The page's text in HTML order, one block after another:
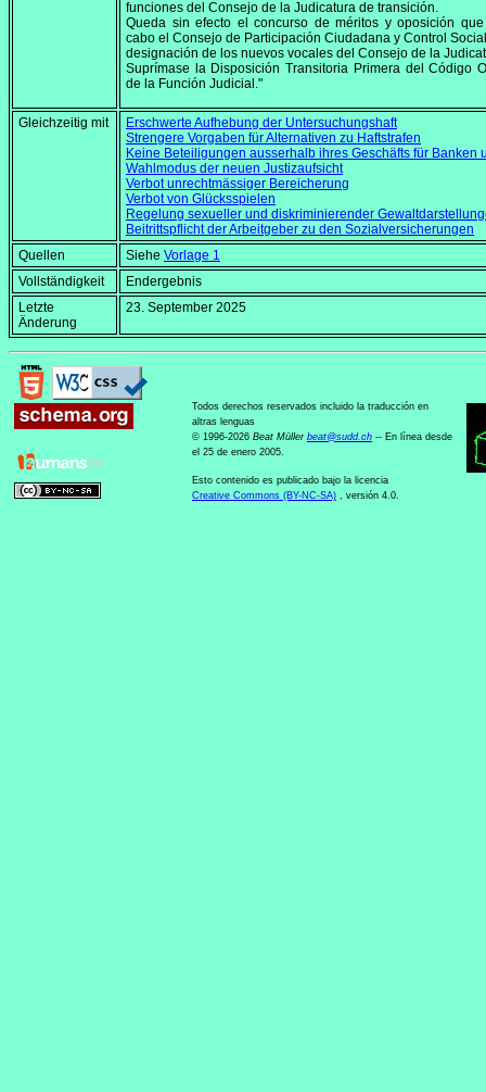
funciones del Consejo de la Judicatura de transición.
Queda sin efecto el concurso de méritos y oposición
cabo el Consejo de Participación Ciudadana y Control
designación de los nuevos vocales del Consejo de la
Suprímase la Disposición Transitoria Primera del Código
de la Función Judicial."
Gleichzeitig mit
Erschwerte Aufhebung der Untersuchungshaft
Strengere Vorgaben für Alternativen zu Haftstrafen
Keine Beteiligungen ausserhalb ihres Geschäfts für Banken
Wahlmodus der neuen Justizaufsicht
Verbot unrechtmässiger Bereicherung
Verbot von Glücksspielen
Regelung sexueller und diskriminierender
Beitrittspflicht der Arbeitgeber zu den Sozialversicherungen
Quellen
Siehe Vorlage 1
Vollständigkeit
Endergebnis
Letzte
Änderung
23. September 2025
Todos derechos reservados incluido la traducción en
altras lenguas
© 1996-2026 Beat Müller beat@sudd.ch -- En línea desde
el 25 de enero 2005.
Esto contenido es publicado bajo la licencia
Creative Commons (BY-NC-SA) , versión 4.0.